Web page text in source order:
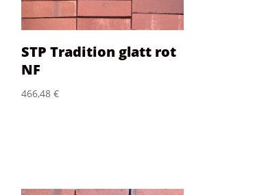
STP Tradition glatt rot
NF
466,48€